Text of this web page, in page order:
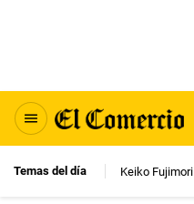
Temas del día Keiko Fujimori